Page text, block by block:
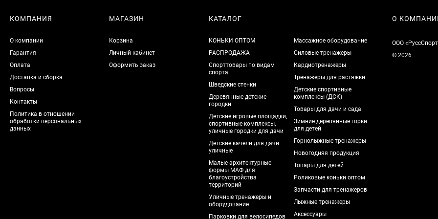
КОМПАНИЯ
О компании
Гарантия
Оплата
Доставка и сборка
Вопросы
Контакты
Политика в отношении
обработки персональных
данных
МАГАЗИН
Корзина
Личный кабинет
Оформить заказ
КАТАЛОГ
КОНЬКИ ОПТОМ
РАСПРОДАЖА
Спорттовары по видам
спорта
Шведские стенки
Деревянные детские
городки
Детские игровые площадки,
спортивные комплексы,
уличные городки для дачи
Детские качели для дачи
уличные
Малые архитектурные
формы МАФ для
благоустройства
территорий
Уличные тренажеры и
оборудование
Парковки для велосипедов
Массажное оборудование
Силовые тренажеры
Кардиотренажеры
Тренажеры для растяжки
Детские спортивные
комплексы (ДСК)
Товары для дачи и сада
Зимние деревянные горки
для детей
Горнолыжные тренажеры
Новогодняя продукция
Товары для детей
Роликовые коньки оптом
Запчасти для тренажеров
Лыжные тренажеры
Аксессуары
О
ООО
© 2026